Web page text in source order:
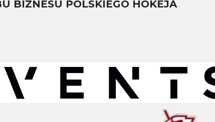
BIZNESU POLSKIEGO HOKEJA